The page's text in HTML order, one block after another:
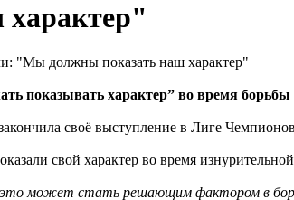
показывать характер” во время
своё выступление в Лиге
свой характер во время
это может стать решающим фактором в